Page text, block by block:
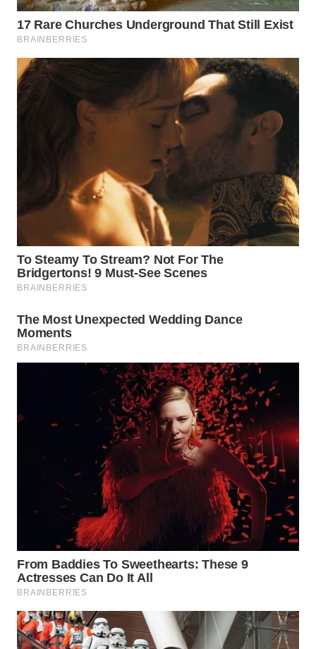
LANGKAT
WN
TAPANULI
SELATAN
LESUNG
WN
SIMALUNGUN
WN
WN
TAPANULI
TENGAH
WN
TINGGI
WN
KARAWANG
WN
BEKASI